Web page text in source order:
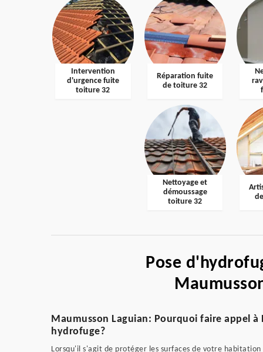
Intervention
d'urgence fuite
toiture 32
Réparation fuite
de toiture 32
Nettoyage et
démoussage
toiture 32
Pose
Maumusson Laguian: Pourquoi faire appel
hydrofuge?
Lorsqu'il s'agit de protéger les surfaces de votre